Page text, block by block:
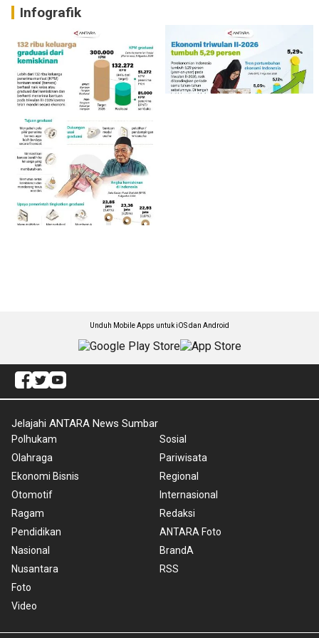
Infografik
Unduh Mobile Apps untuk iOS dan Android
Jelajahi ANTARA News Sumbar
Polhukam
Olahraga
Ekonomi Bisnis
Otomotif
Ragam
Pendidikan
Nasional
Nusantara
Foto
Video
Sosial
Pariwisata
Regional
Internasional
Redaksi
ANTARA Foto
BrandA
RSS